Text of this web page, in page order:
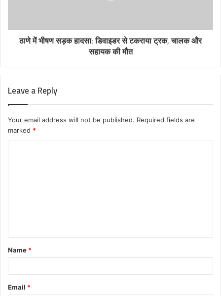
ठाणे में भीषण सड़क हादसा: डिवाइडर से टकराया ट्रक, चालक और
सहायक की मौत
Leave a Reply
Your email address will not be published. Required fields are
marked *
t
*
Name *
Email *